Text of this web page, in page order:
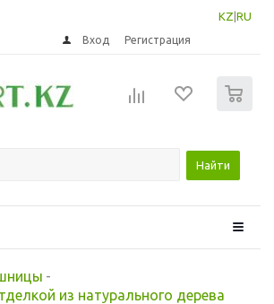
KZ RU
Вход Регистрация
Найти
-
из натурального дерева